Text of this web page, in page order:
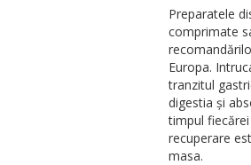
Preparatele
comprimate
Europa.
tranzitul
digestia şi
timpul
recuperare
masa.